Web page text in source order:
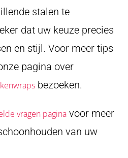
stalen te
dat uw keuze precies
en stijl. Voor meer tips
pagina over
bezoeken.
vragen pagina voor meer
van uw